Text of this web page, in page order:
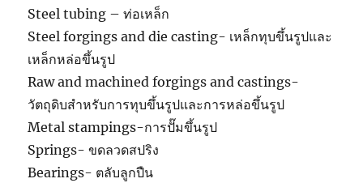
Steel tubing – ท่อเหล็ก
Steel forgings and die casting- เหล็กทุบขึ้นรูปและ
เหล็กหล่อขึ้นรูป
Raw and machined forgings and castings-
วัตถุดิบสำหรับการทุบขึ้นรูปและการหล่อขึ้นรูป
Metal stampings-การปั๊มขึ้นรูป
Springs- ขดลวดสปริง
Bearings- ตลับลูกปืน